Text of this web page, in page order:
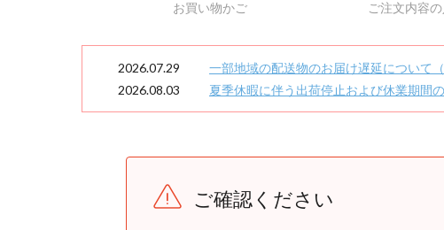
お買い物かご ご注文内容
2026.07.29
一部地域の配送物のお届け遅延について（
2026.08.03
夏季休暇に伴う出荷停止および休業期間
ご確認ください